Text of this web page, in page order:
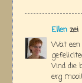
Ellen zei
Wat een
Vind die
erg